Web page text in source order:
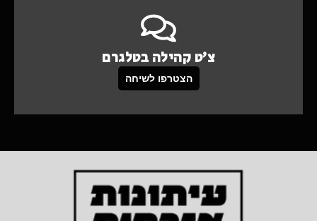
צ'ט קהילה בטלגרם
הצטרפו לשיחה